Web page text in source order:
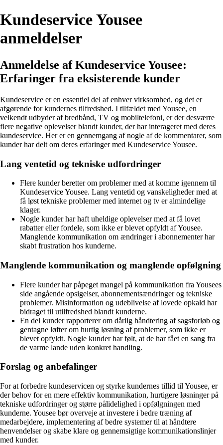
Kundeservice Yousee
anmeldelser
Anmeldelse af Kundeservice Yousee:
Erfaringer fra eksisterende kunder
Kundeservice er en essentiel del af enhver virksomhed, og det er
afgørende for kundernes tilfredshed. I tilfældet med Yousee, en
velkendt udbyder af bredbånd, TV og mobiltelefoni, er der desværre
flere negative oplevelser blandt kunder, der har interageret med deres
kundeservice. Her er en gennemgang af nogle af de kommentarer, som
kunder har delt om deres erfaringer med Kundeservice Yousee.
Lang ventetid og tekniske udfordringer
Flere kunder beretter om problemer med at komme igennem til
Kundeservice Yousee. Lang ventetid og vanskeligheder med at
få løst tekniske problemer med internet og tv er almindelige
klager.
Nogle kunder har haft uheldige oplevelser med at få lovet
rabatter eller fordele, som ikke er blevet opfyldt af Yousee.
Manglende kommunikation om ændringer i abonnementer har
skabt frustration hos kunderne.
Manglende kommunikation og manglende opfølgning
Flere kunder har påpeget mangel på kommunikation fra Yousees
side angående opsigelser, abonnementsændringer og tekniske
problemer. Misinformation og udeblivelse af lovede opkald har
bidraget til utilfredshed blandt kunderne.
En del kunder rapporterer om dårlig håndtering af sagsforløb og
gentagne løfter om hurtig løsning af problemer, som ikke er
blevet opfyldt. Nogle kunder har følt, at de har fået en sang fra
de varme lande uden konkret handling.
Forslag og anbefalinger
For at forbedre kundeservicen og styrke kundernes tillid til Yousee, er
der behov for en mere effektiv kommunikation, hurtigere løsninger på
tekniske udfordringer og større pålidelighed i opfølgningen med
kunderne. Yousee bør overveje at investere i bedre træning af
medarbejdere, implementering af bedre systemer til at håndtere
henvendelser og skabe klare og gennemsigtige kommunikationslinjer
med kunder.